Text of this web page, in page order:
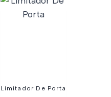
Limitador De Porta